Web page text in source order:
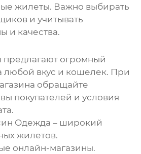
жилеты. Важно выбирать
и учитывать
и качества.
огромный
любой вкус и кошелек. При
обращайте
покупателей и условия
Одежда – широкий
жилетов.
онлайн-магазины.